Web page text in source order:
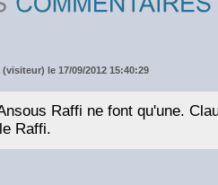
le 17/09/2012 15:40:29
Raffi ne font qu'une.
Raffi.